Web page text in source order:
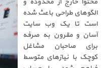
الگوهای طراحی باعث شده
است تا یک وب سایت
آسان و مقرون به صرفه
برای صاحبان مشاغل
کوچک با نیازهای متوسط